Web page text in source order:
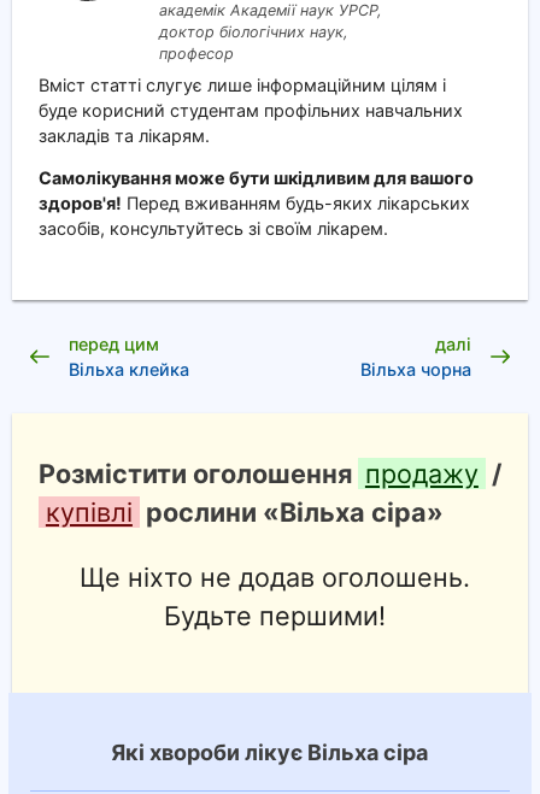
Вміст статті слугує лише інформаційним цілям і
буде корисний студентам профільних навчальних
закладів та лікарям.
Самолікування може бути шкідливим для вашого
здоров'я! Перед вживанням будь-яких лікарських
засобів, консультуйтесь зі своїм лікарем.
академік Академії наук УРСР,
доктор біологічних наук,
професор
перед цим
Вільха клейка
далі
Вільха чорна
Розмістити оголошення продажу /
купівлі рослини «Вільха сіра»
Ще ніхто не додав оголошень.
Будьте першими!
Які хвороби лікує Вільха сіра